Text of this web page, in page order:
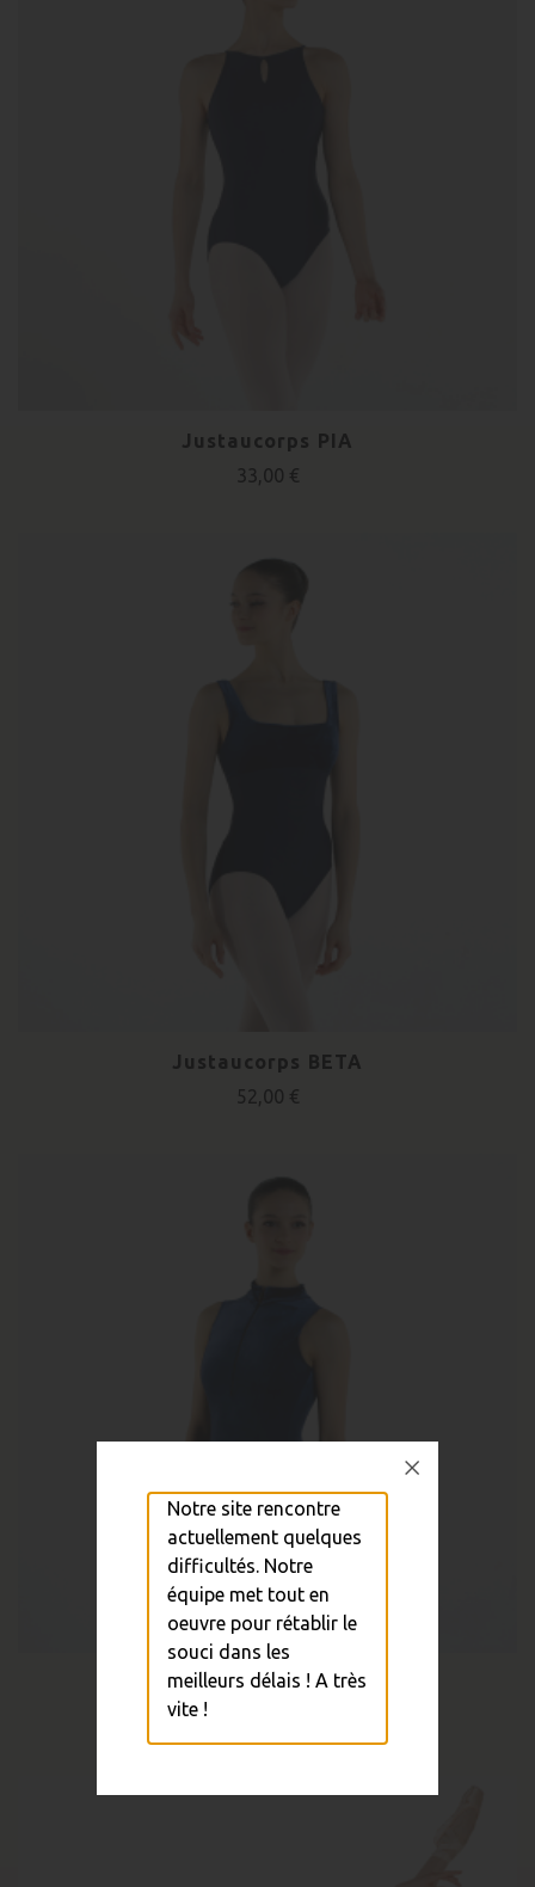
Justaucorps PIA
33,00 €
Justaucorps BETA
52,00 €
Justaucorps NAKA Velours
Notre site rencontre
actuellement quelques
difficultés. Notre
équipe met tout en
oeuvre pour rétablir le
souci dans les
meilleurs délais ! A très
vite !